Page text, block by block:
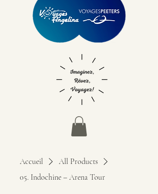
Accueil
All Products
05. Indochine – Arena Tour